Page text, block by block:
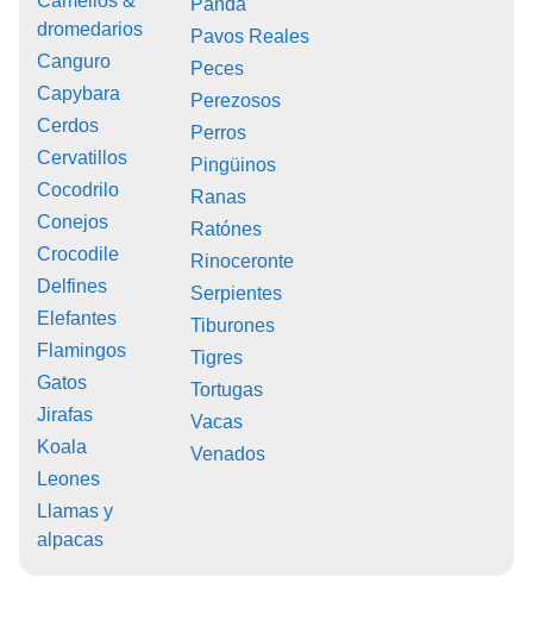
dromedarios
Canguro
Capybara
Cerdos
Cervatillos
Cocodrilo
Conejos
Crocodile
Delfines
Elefantes
Flamingos
Gatos
Jirafas
Koala
Leones
Llamas y
alpacas
Panda
Pavos Reales
Peces
Perezosos
Perros
Pingüinos
Ranas
Ratónes
Rinoceronte
Serpientes
Tiburones
Tigres
Tortugas
Vacas
Venados